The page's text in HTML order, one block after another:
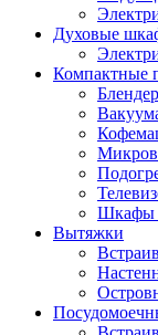
Духовые
Компактные
Шкафы
Вытяжки